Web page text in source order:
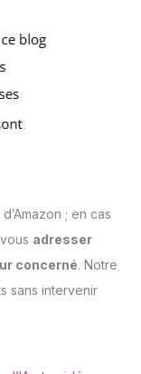
; en cas
adresser
concerné. Notre
sans intervenir